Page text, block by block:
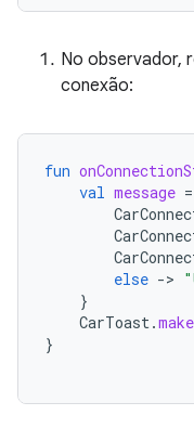
No observador,
conexão:
fun
val message =
else ->
}
CarToast.
}